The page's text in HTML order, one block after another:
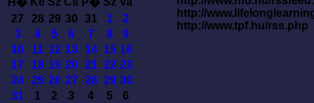
H�
P�
27
28 29 30 31 1
2
3
4 5 6 7 8
9
10
11 12 13 14 15 16
17
18 19 20 21 22 23
24
25 26 27 28 29 30
31
1 2 3 4 5
6
http://
http://www.tpf.hu/rss.php